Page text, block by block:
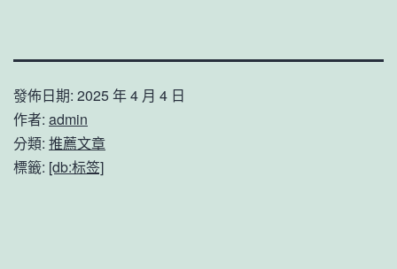
發佈日期: 2025 年 4 月 4 日
作者: admin
分類: 推薦文章
標籤: [db:标签]